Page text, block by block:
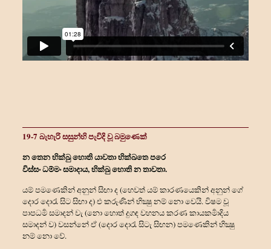
19-7 බැහැරි සසුන්හි පැවිදි වූ බමුණෙක්
න තෙන භික්ඛු හොති යාවතා භික්ඛතෙ පරෙ
විස්සං ධම්මං සමාදාය, භික්ඛු හොති න තාවතා.
යම් පමණෙකින් අනුන් සිඟා ද (හෙවත් යම් කාරණයෙකින් අනුන් ගේ
දොර දොරැ සිට සිඟා ද) එ කරුණින් භික්‍ෂු නම් නො වෙයි. විෂම වූ
පාපධර්‍ම සමාදන් වැ (නො හොත් දුගඳ වහනය කරණ කායකර්‍මාදිය
සමාදන් ව) වසන්නේ ඒ (දොර දොරැ සිටැ සිඟන) පමණෙකින් භික්‍ෂු
නම් නො වේ.